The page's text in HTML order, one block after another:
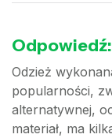
Odpowiedź:
Odzież
popularności,
alternatywnej,
materiał, ma